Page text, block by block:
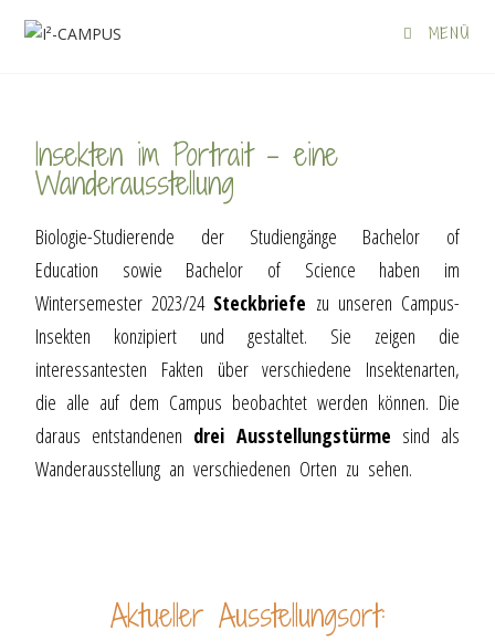
MENÜ
Insekten im Portrait – eine
Wanderausstellung
Biologie-Studierende der Studiengänge Bachelor of
Education sowie Bachelor of Science haben im
Wintersemester 2023/24 Steckbriefe zu unseren Campus-
Insekten konzipiert und gestaltet. Sie zeigen die
interessantesten Fakten über verschiedene Insektenarten,
die alle auf dem Campus beobachtet werden können. Die
daraus entstandenen drei Ausstellungstürme sind als
Wanderausstellung an verschiedenen Orten zu sehen.
Aktueller Ausstellungsort: